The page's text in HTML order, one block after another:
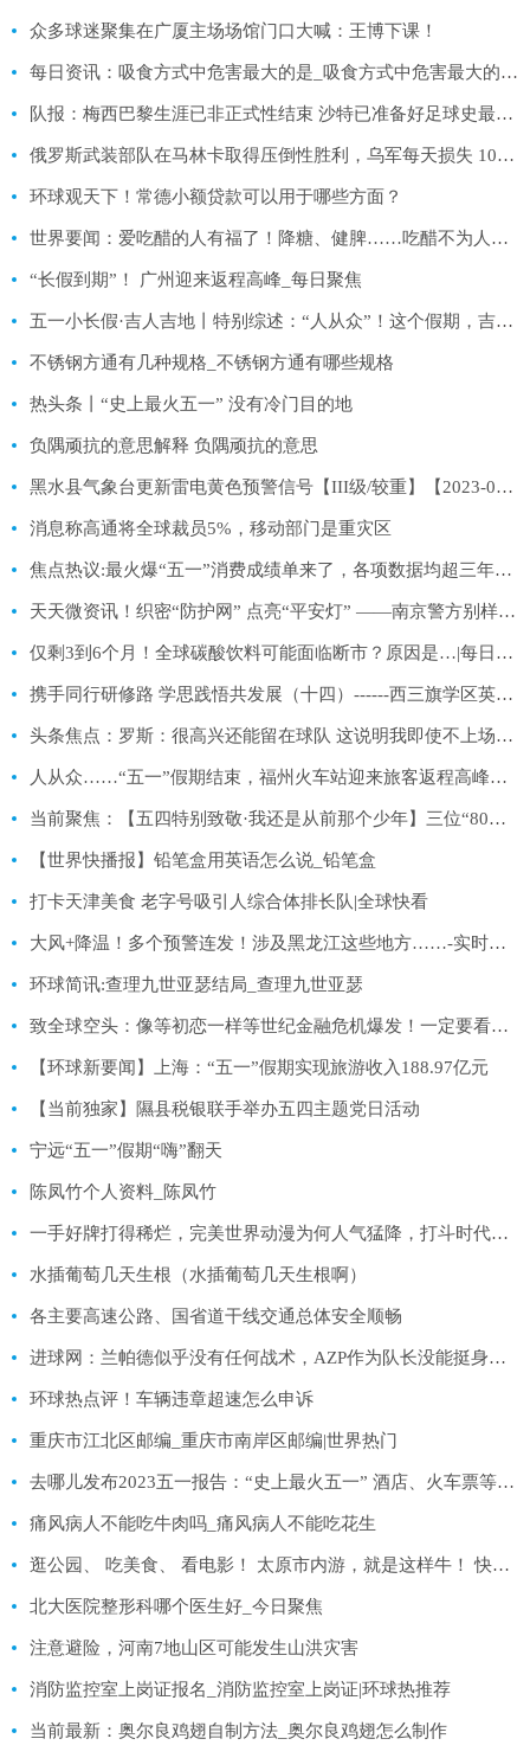
众多球迷聚集在广厦主场场馆门口大喊：王博下课！
每日资讯：吸食方式中危害最大的是_吸食方式中危害最大的是什么方式
队报：梅西巴黎生涯已非正式性结束 沙特已准备好足球史最大报价|全球微速讯
俄罗斯武装部队在马林卡取得压倒性胜利，乌军每天损失 100-150人
环球观天下！常德小额贷款可以用于哪些方面？
世界要闻：爱吃醋的人有福了！降糖、健脾……吃醋不为人知的7大好处！
“长假到期”！ 广州迎来返程高峰_每日聚焦
五一小长假·吉人吉地丨特别综述：“人从众”！这个假期，吉林因何火出圈？
不锈钢方通有几种规格_不锈钢方通有哪些规格
热头条丨“史上最火五一” 没有冷门目的地
负隅顽抗的意思解释 负隅顽抗的意思
黑水县气象台更新雷电黄色预警信号【III级/较重】【2023-05-03】
消息称高通将全球裁员5%，移动部门是重灾区
焦点热议:最火爆“五一”消费成绩单来了，各项数据均超三年前水平
天天微资讯！织密“防护网” 点亮“平安灯” ——南京警方别样“警”色护航五一假期平安有序
仅剩3到6个月！全球碳酸饮料可能面临断市？原因是…|每日信息
携手同行研修路 学思践悟共发展（十四）------西三旗学区英语学科联盟研修活动
头条焦点：罗斯：很高兴还能留在球队 这说明我即使不上场也仍然有价值
人从众……“五一”假期结束，福州火车站迎来旅客返程高峰！ 全球快资讯
当前聚焦：【五四特别致敬·我还是从前那个少年】三位“80后”的别样青春
【世界快播报】铅笔盒用英语怎么说_铅笔盒
打卡天津美食 老字号吸引人综合体排长队|全球快看
大风+降温！多个预警连发！涉及黑龙江这些地方……-实时焦点
环球简讯:查理九世亚瑟结局_查理九世亚瑟
致全球空头：像等初恋一样等世纪金融危机爆发！一定要看到花开，你一定等燕子归来……
【环球新要闻】上海：“五一”假期实现旅游收入188.97亿元
【当前独家】隰县税银联手举办五四主题党日活动
宁远“五一”假期“嗨”翻天
陈凤竹个人资料_陈凤竹
一手好牌打得稀烂，完美世界动漫为何人气猛降，打斗时代已经结束 世界新动态
水插葡萄几天生根（水插葡萄几天生根啊）
各主要高速公路、国省道干线交通总体安全顺畅
进球网：兰帕德似乎没有任何战术，AZP作为队长没能挺身而出
环球热点评！车辆违章超速怎么申诉
重庆市江北区邮编_重庆市南岸区邮编|世界热门
去哪儿发布2023五一报告：“史上最火五一” 酒店、火车票等多项业绩创历史新高
痛风病人不能吃牛肉吗_痛风病人不能吃花生
逛公园、 吃美食、 看电影！ 太原市内游，就是这样牛！ 快消息
北大医院整形科哪个医生好_今日聚焦
注意避险，河南7地山区可能发生山洪灾害
消防监控室上岗证报名_消防监控室上岗证|环球热推荐
当前最新：奥尔良鸡翅自制方法_奥尔良鸡翅怎么制作